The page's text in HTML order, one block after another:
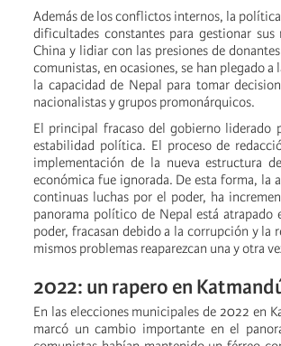
Además de los conflictos internos, la
dificultades constantes para gestionar
China y lidiar con las presiones de
comunistas, en ocasiones, se han plegado
la capacidad de Nepal para tomar
nacionalistas y grupos promonárquicos.
El principal fracaso del gobierno liderado
estabilidad política. El proceso de
implementación de la nueva estructura
económica fue ignorada. De esta forma, la
continuas luchas por el poder, ha
panorama político de Nepal está
poder, fracasan debido a la corrupción y la
mismos problemas reaparezcan una y otra
2022: un rapero en
En las elecciones municipales de 2022 en
marcó un cambio importante en el